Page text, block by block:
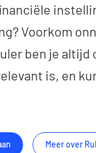
Voorkom
ben je
is, en
Meer over